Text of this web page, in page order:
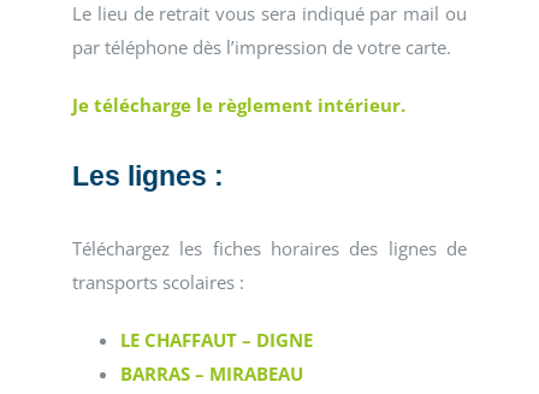
Le lieu de retrait vous sera indiqué par mail ou
par téléphone dès l’impression de votre carte.
Je télécharge le règlement intérieur.
Les lignes :
Téléchargez les fiches horaires des lignes de
transports scolaires :
LE CHAFFAUT – DIGNE
BARRAS – MIRABEAU